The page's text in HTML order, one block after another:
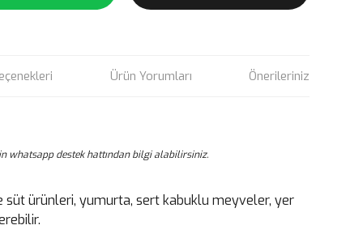
Ürün Yorumları Önerileriniz
whatsapp destek hattından bilgi alabilirsiniz.
süt ürünleri, yumurta, sert kabuklu meyveler, yer